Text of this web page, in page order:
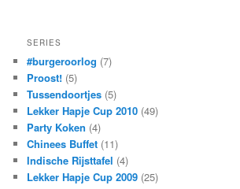
SERIES
#burgeroorlog (7)
Proost! (5)
Tussendoortjes (5)
Lekker Hapje Cup 2010 (49)
Party Koken (4)
Chinees Buffet (11)
Indische Rijsttafel (4)
Lekker Hapje Cup 2009 (25)